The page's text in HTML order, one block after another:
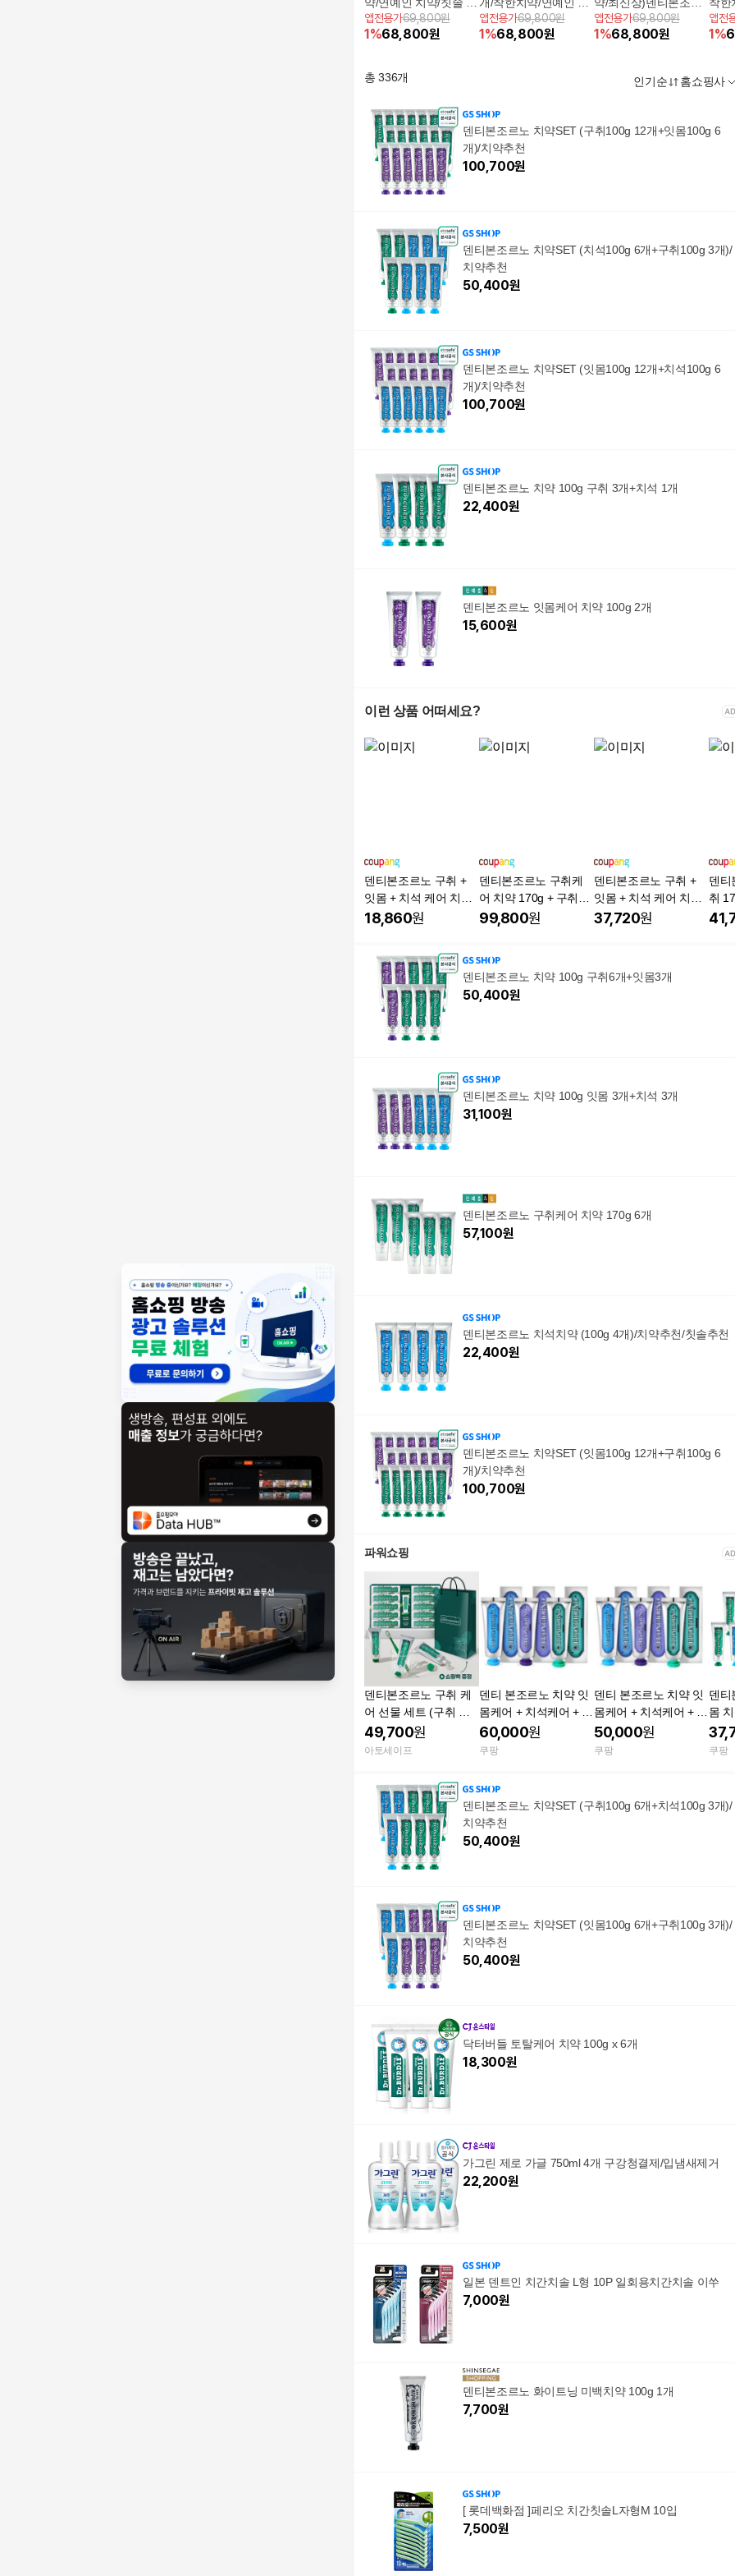
개)덴티본조르노 프리
미엄 기능성 치약 풀세
앱전용가69,800원
1%68,800원
약)덴티본조르노 프리
미엄 기능성 치약 풀세
앱전용가69,800원
1%68,800원
노 프리미엄 기능성 NE
W 초대용량 푸쉬치약
앱전용가69,800원
1%68,800원
노
W
앱전
1%
총336개 인기순 홈쇼핑사
덴티본조르노 치약SET (구취100g 12개+잇몸100g 6
개)/치약추천
100,700원
덴티본조르노 치약SET (치석100g 6개+구취100g 3개)/
치약추천
50,400원
덴티본조르노 치약SET (잇몸100g 12개+치석100g 6
개)/치약추천
100,700원
덴티본조르노 치약 100g 구취 3개+치석 1개
22,400원
덴티본조르노 잇몸케어 치약 100g 2개
15,600원
이런 상품 어떠세요?
덴티본조르노 구취 +
잇몸 + 치석 케어 치약
세트
18,860원
덴티본조르노 구취케
어 치약 170g + 구취케
어 치약 100g x 2p
99,800원
덴티본조르노 구취 +
잇몸 + 치석 케어 치약
세트
37,720원
덴티
취
g 1개
덴티본조르노 치약 100g 구취6개+잇몸3개
50,400원
덴티본조르노 치약 100g 잇몸 3개+치석 3개
31,100원
덴티본조르노 구취케어 치약 170g 6개
57,100원
덴티본조르노 치석치약 (100g 4개)/치약추천/칫솔추천
22,400원
덴티본조르노 치약SET (잇몸100g 12개+구취100g 6
개)/치약추천
100,700원
파워쇼핑
덴티본조르노 구취 케
어 선물 세트 (구취 케
어 10개) + 쇼핑백
49,700원
아토세이프
덴티 본조르노 치약 잇
몸케어 + 치석케어 + 구
취케어 2세트
60,000원
쿠팡
덴티 본조르노 치약 잇
몸케어 + 치석케어 + 구
50,000원
쿠팡
덴티
몸
g x
쿠팡
덴티본조르노 치약SET (구취100g 6개+치석100g 3개)/
치약추천
50,400원
덴티본조르노 치약SET (잇몸100g 6개+구취100g 3개)/
치약추천
50,400원
닥터버들 토탈케어 치약 100g x 6개
18,300원
가그린 제로 가글 750ml 4개 구강청결제/입냄새제거
22,200원
일본 덴트인 치간치솔 L형 10P 일회용치간치솔 이쑤
7,000원
덴티본조르노 화이트닝 미백치약 100g 1개
7,700원
[ 롯데백화점 ]페리오 치간칫솔L자형M 10입
7,500원